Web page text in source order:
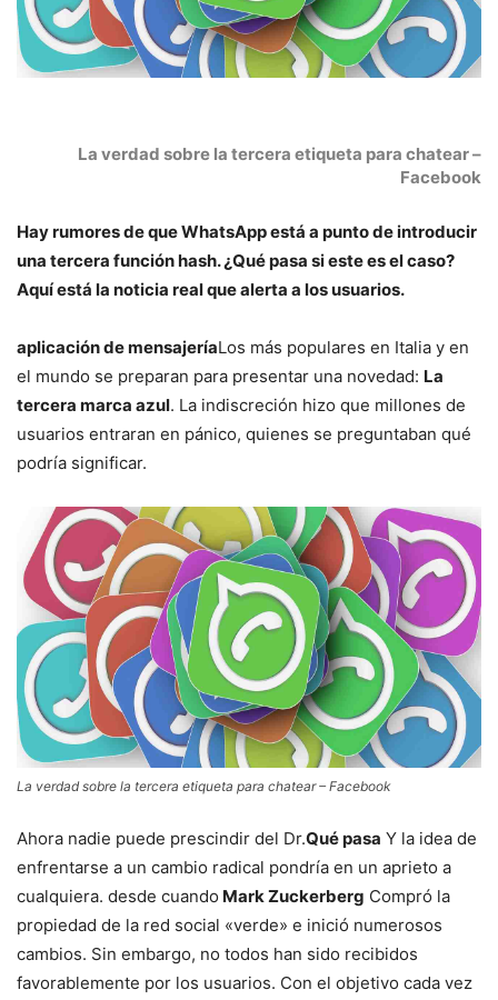
La verdad sobre la tercera etiqueta para chatear –
Facebook
Hay rumores de que WhatsApp está a punto de introducir
una tercera función hash. ¿Qué pasa si este es el caso?
Aquí está la noticia real que alerta a los usuarios.
aplicación de mensajeríaLos más populares en Italia y en
el mundo se preparan para presentar una novedad: La
tercera marca azul. La indiscreción hizo que millones de
usuarios entraran en pánico, quienes se preguntaban qué
podría significar.
La verdad sobre la tercera etiqueta para chatear – Facebook
Ahora nadie puede prescindir del Dr.Qué pasa Y la idea de
enfrentarse a un cambio radical pondría en un aprieto a
cualquiera. desde cuando Mark Zuckerberg Compró la
propiedad de la red social «verde» e inició numerosos
cambios. Sin embargo, no todos han sido recibidos
favorablemente por los usuarios. Con el objetivo cada vez